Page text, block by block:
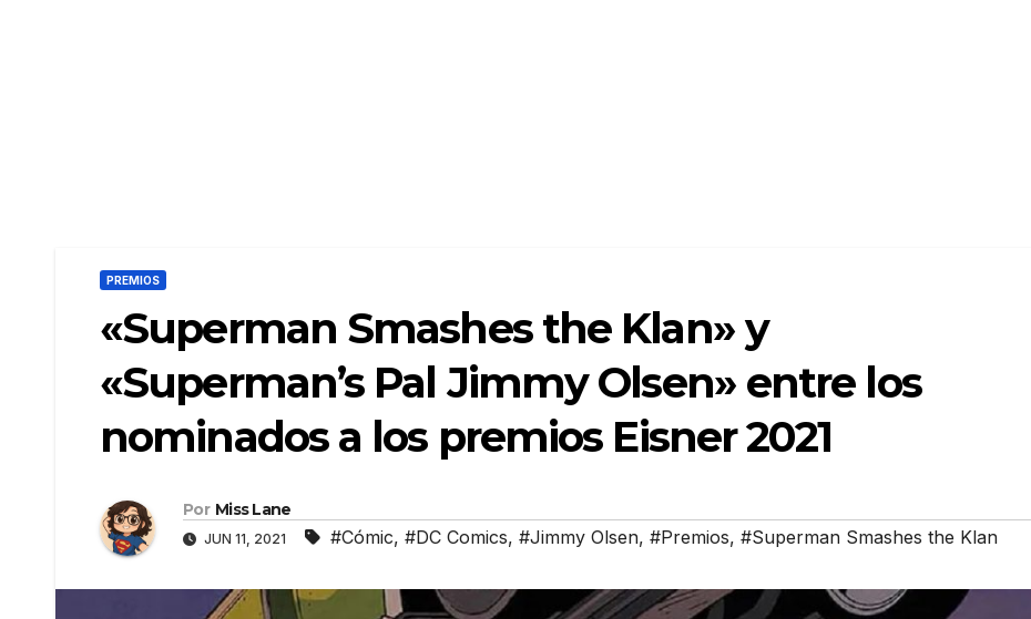
PREMIOS
«Superman Smashes the Klan» y
«Superman’s Pal Jimmy Olsen» entre los
nominados a los premios Eisner 2021
Por Miss Lane
JUN 11, 2021 #Cómic, #DC Comics, #Jimmy Olsen, #Premios, #Superman Smashes the Klan